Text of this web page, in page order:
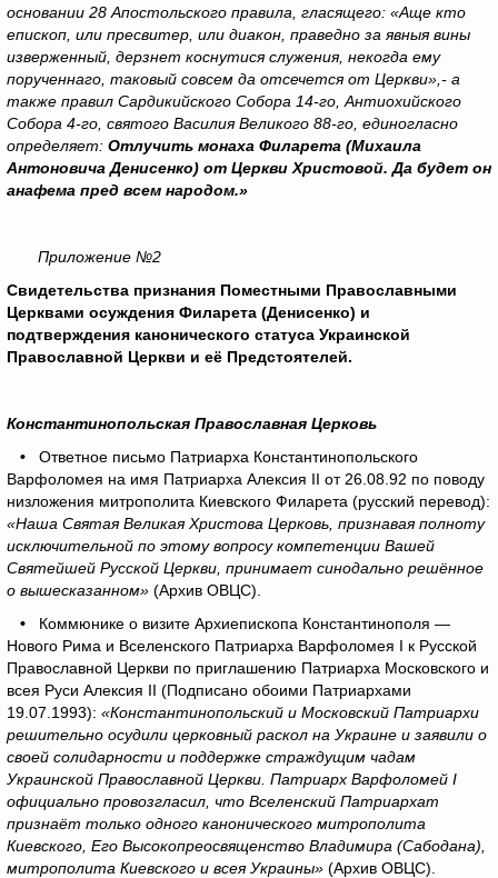
основании 28 Апостольского правила, гласящего: «Аще кто
епископ, или пресвитер, или диакон, праведно за явныя вины
изверженный, дерзнет коснутися служения, некогда ему
порученнаго, таковый совсем да отсечется от Церкви»,- а
также правил Сардикийского Собора 14-го, Антиохийского
Собора 4-го, святого Василия Великого 88-го, единогласно
определяет: Отлучить монаха Филарета (Михаила
Антоновича Денисенко) от Церкви Христовой. Да будет он
анафема пред всем народом.»
Приложение №2
Свидетельства признания Поместными Православными
Церквами осуждения Филарета (Денисенко) и
подтверждения канонического статуса Украинской
Православной Церкви и её Предстоятелей.
Константинопольская Православная Церковь
• Ответное письмо Патриарха Константинопольского
Варфоломея на имя Патриарха Алексия ΙΙ от 26.08.92 по поводу
низложения митрополита Киевского Филарета (русский перевод):
«Наша Святая Великая Христова Церковь, признавая полноту
исключительной по этому вопросу компетенции Вашей
Святейшей Русской Церкви, принимает синодально решённое
о вышесказанном» (Архив ОВЦС).
• Коммюнике о визите Архиепископа Константинополя —
Нового Рима и Вселенского Патриарха Варфоломея I к Русской
Православной Церкви по приглашению Патриарха Московского и
всея Руси Алексия II (Подписано обоими Патриархами
19.07.1993): «Константинопольский и Московский Патриархи
решительно осудили церковный раскол на Украине и заявили о
своей солидарности и поддержке страждущим чадам
Украинской Православной Церкви. Патриарх Варфоломей I
официально провозгласил, что Вселенский Патриархат
признаёт только одного канонического митрополита
Киевского, Его Высокопреосвященство Владимира (Сабодана),
митрополита Киевского и всея Украины» (Архив ОВЦС).